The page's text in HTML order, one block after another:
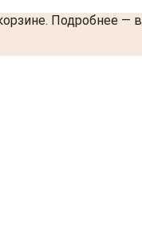
Подробнее — в